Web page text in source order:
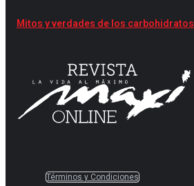
Mitos y verdades de los carbohidratos
Términos y Condiciones